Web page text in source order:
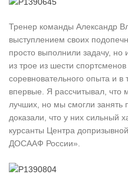
Тренер команды Александр
выступлением своих
просто выполнили задачу, но
из трое из шести
соревновательного опыта и в
впервые. Я рассчитывал, что
лучших, но мы смогли занять
доказали, что у них сильный
курсанты Центра
ДОСААФ России».